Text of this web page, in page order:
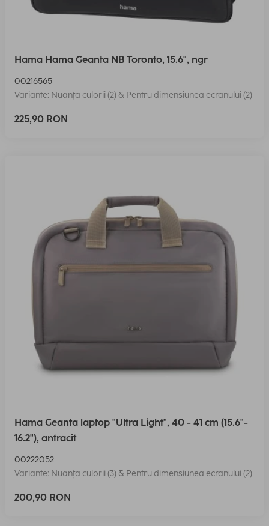
Hama Hama Geanta NB Toronto, 15.6", ngr
00216565
Variante: Nuanța culorii (2) & Pentru dimensiunea ecranului (2)
225,90 RON
Hama Geanta laptop "Ultra Light", 40 - 41 cm (15.6"-
16.2"), antracit
00222052
Variante: Nuanța culorii (3) & Pentru dimensiunea ecranului (2)
200,90 RON